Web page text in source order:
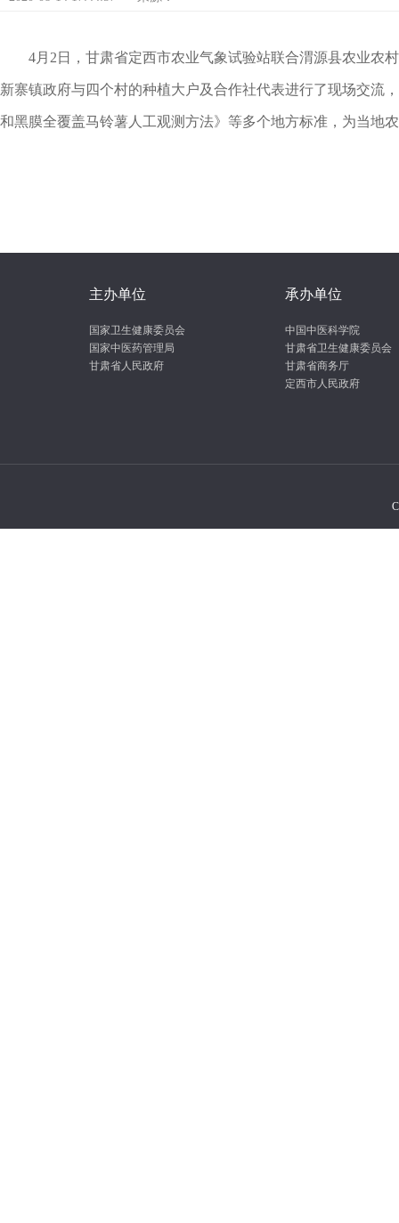
4月2日，甘肃省定西市农业气象试验站联合渭源县农业农
新寨镇政府与四个村的种植大户及合作社代表进行了现场交流
和黑膜全覆盖马铃薯人工观测方法》等多个地方标准，为当地
主办单位
国家卫生健康委员会
国家中医药管理局
甘肃省人民政府
承办单位
中国中医科学院
甘肃省卫生健康委员会
甘肃省商务厅
定西市人民政府